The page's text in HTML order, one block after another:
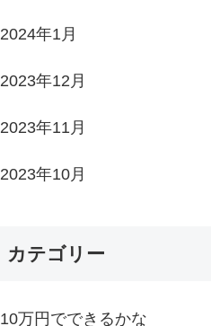
2024年1月
2023年12月
2023年11月
2023年10月
カテゴリー
10万円でできるかな